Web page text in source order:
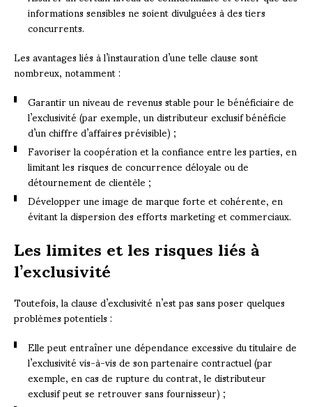
informations sensibles ne soient divulguées à des tiers
concurrents.
Les avantages liés à l’instauration d’une telle clause sont
nombreux, notamment :
Garantir un niveau de revenus stable pour le bénéficiaire de
l’exclusivité (par exemple, un distributeur exclusif bénéficie
d’un chiffre d’affaires prévisible) ;
Favoriser la coopération et la confiance entre les parties, en
limitant les risques de concurrence déloyale ou de
détournement de clientèle ;
Développer une image de marque forte et cohérente, en
évitant la dispersion des efforts marketing et commerciaux.
Les limites et les risques liés à
l’exclusivité
Toutefois, la clause d’exclusivité n’est pas sans poser quelques
problèmes potentiels :
Elle peut entraîner une dépendance excessive du titulaire de
l’exclusivité vis-à-vis de son partenaire contractuel (par
exemple, en cas de rupture du contrat, le distributeur
exclusif peut se retrouver sans fournisseur) ;